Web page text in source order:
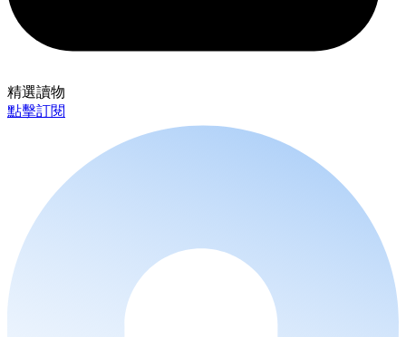
精選讀物
點擊訂閱